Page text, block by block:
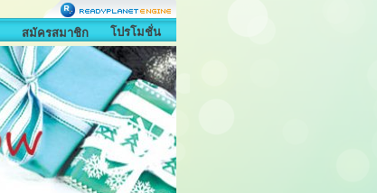
สมัครสมาชิก โปรโมชั่น